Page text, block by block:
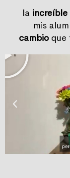
la increíble
mis
cambioque
Play